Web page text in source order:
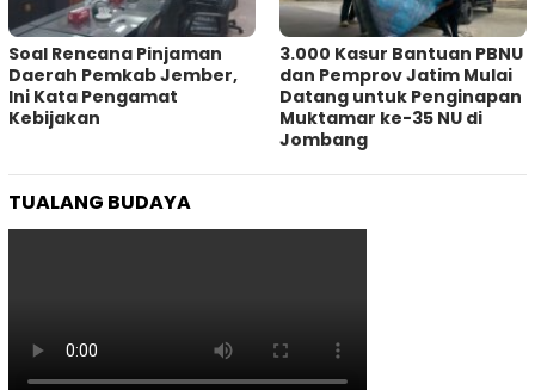
‎Soal Rencana Pinjaman
Daerah Pemkab Jember,
Ini Kata Pengamat
Kebijakan ‎
3.000 Kasur Bantuan PBNU
dan Pemprov Jatim Mulai
Datang untuk Penginapan
Muktamar ke-35 NU di
Jombang
TUALANG BUDAYA